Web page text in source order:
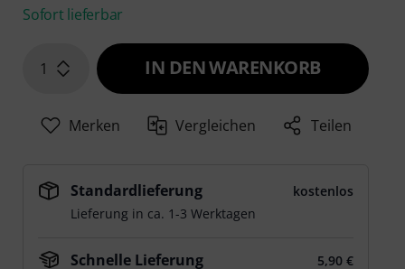
Sofort lieferbar
1 IN DEN WARENKORB
Merken Vergleichen Teilen
Standardlieferung
kostenlos
Lieferung in ca. 1-3 Werktagen
Schnelle Lieferung
5,90 €